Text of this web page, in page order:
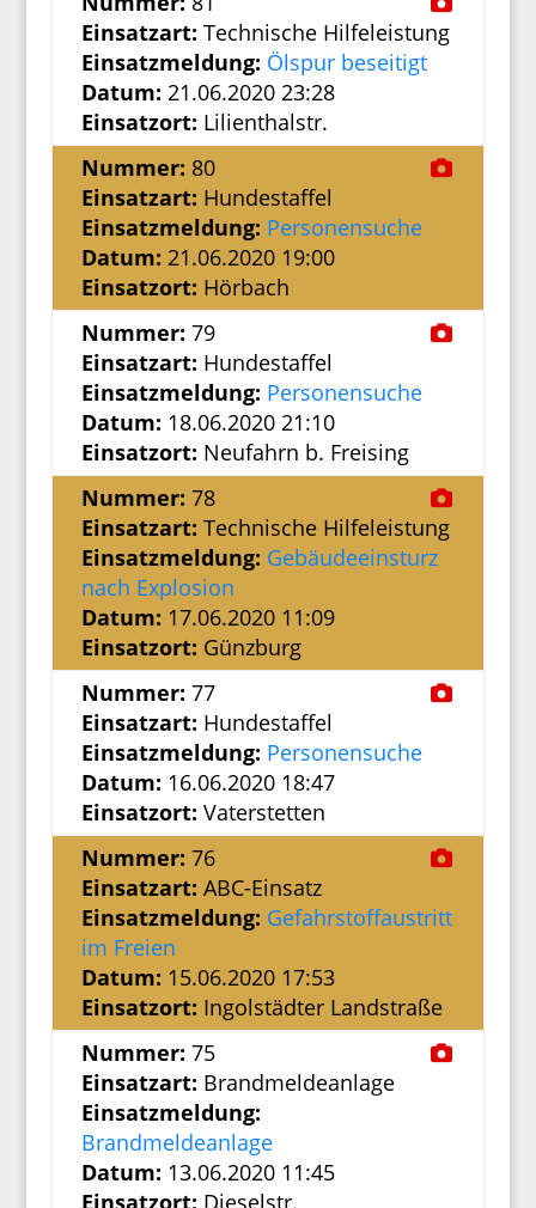
Einsatzart: Technische Hilfeleistung
Einsatzmeldung: Ölspur beseitigt
Datum: 21.06.2020 23:28
Einsatzort: Lilienthalstr.
Nummer: 80
Einsatzart: Hundestaffel
Einsatzmeldung: Personensuche
Datum: 21.06.2020 19:00
Einsatzort: Hörbach
Nummer: 79
Einsatzart: Hundestaffel
Einsatzmeldung: Personensuche
Datum: 18.06.2020 21:10
Einsatzort: Neufahrn b. Freising
Nummer: 78
Einsatzart: Technische Hilfeleistung
Einsatzmeldung: Gebäudeeinsturz
nach Explosion
Datum: 17.06.2020 11:09
Einsatzort: Günzburg
Nummer: 77
Einsatzart: Hundestaffel
Einsatzmeldung: Personensuche
Datum: 16.06.2020 18:47
Einsatzort: Vaterstetten
Nummer: 76
Einsatzart: ABC-Einsatz
Einsatzmeldung: Gefahrstoffaustritt
im Freien
Datum: 15.06.2020 17:53
Einsatzort: Ingolstädter Landstraße
Nummer: 75
Einsatzart: Brandmeldeanlage
Einsatzmeldung:
Brandmeldeanlage
Datum: 13.06.2020 11:45
Einsatzort: Dieselstr.